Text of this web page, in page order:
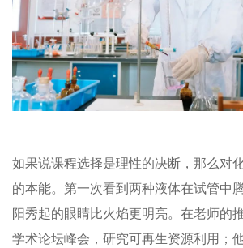
如果说课程选择是理性的决断，那么对
的本能。第一次看到两种液体在试管中
阳秀起的眼睛比火焰更明亮。在老师的
学术论坛峰会，研究可再生资源利用；